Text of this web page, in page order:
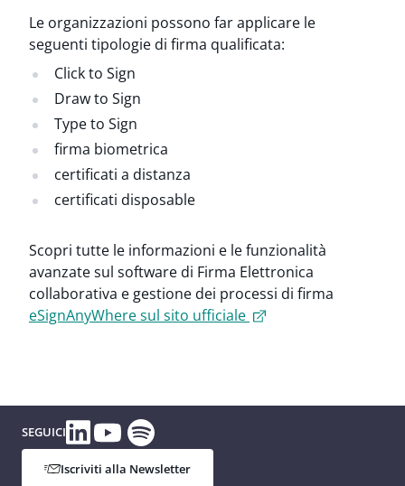
Le organizzazioni possono far applicare le
seguenti tipologie di firma qualificata:
Click to Sign
Draw to Sign
Type to Sign
firma biometrica
certificati a distanza
certificati disposable
Scopri tutte le informazioni e le funzionalità
avanzate sul software di Firma Elettronica
collaborativa e gestione dei processi di firma
eSignAnyWhere sul sito ufficiale
SEGUICI LinkedinYouTubeSpotify
Iscriviti alla Newsletter